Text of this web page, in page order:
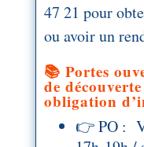
47 21 pour
ou avoir un
📚 Portes
de
obligation
👉 PO :